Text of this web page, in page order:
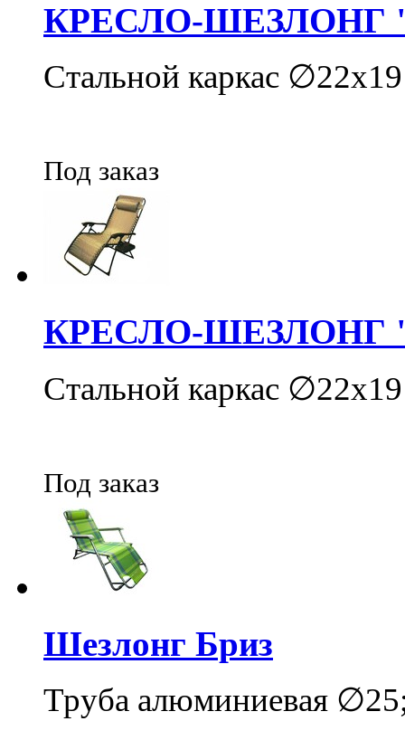
КРЕСЛО-ШЕЗЛОНГ
Стальной каркас
Под заказ
КРЕСЛО-
Стальной каркас
Под заказ
Шезлонг Бриз
Труба алюминиевая